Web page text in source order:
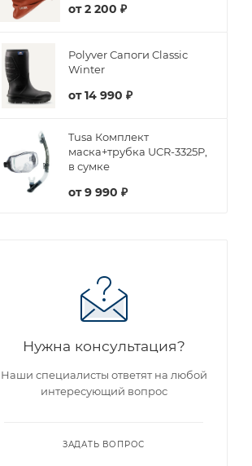
от2 200 ₽
Polyver Сапоги Classic
Winter
от14 990 ₽
Tusa Комплект
маска+трубка UCR-3325P,
в сумке
от9 990 ₽
Нужна консультация?
Наши специалисты ответят на любой
интересующий вопрос
ЗАДАТЬ ВОПРОС